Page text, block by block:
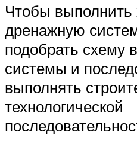
Чтобы
дренажную
подобрать схему
системы и
выполнять
технологической